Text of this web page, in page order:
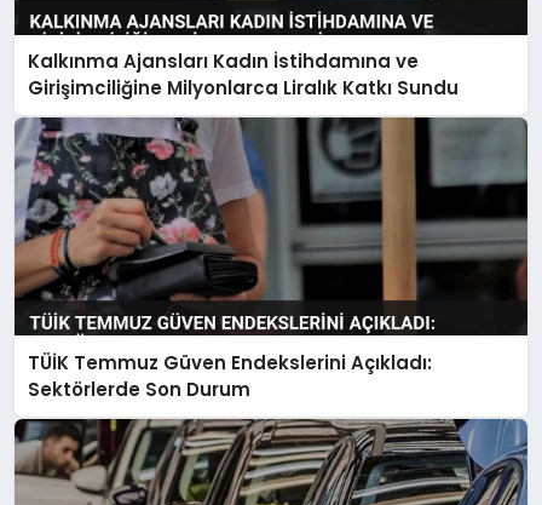
Kalkınma Ajansları Kadın İstihdamına ve
Girişimciliğine Milyonlarca Liralık Katkı Sundu
TÜİK Temmuz Güven Endekslerini Açıkladı:
Sektörlerde Son Durum